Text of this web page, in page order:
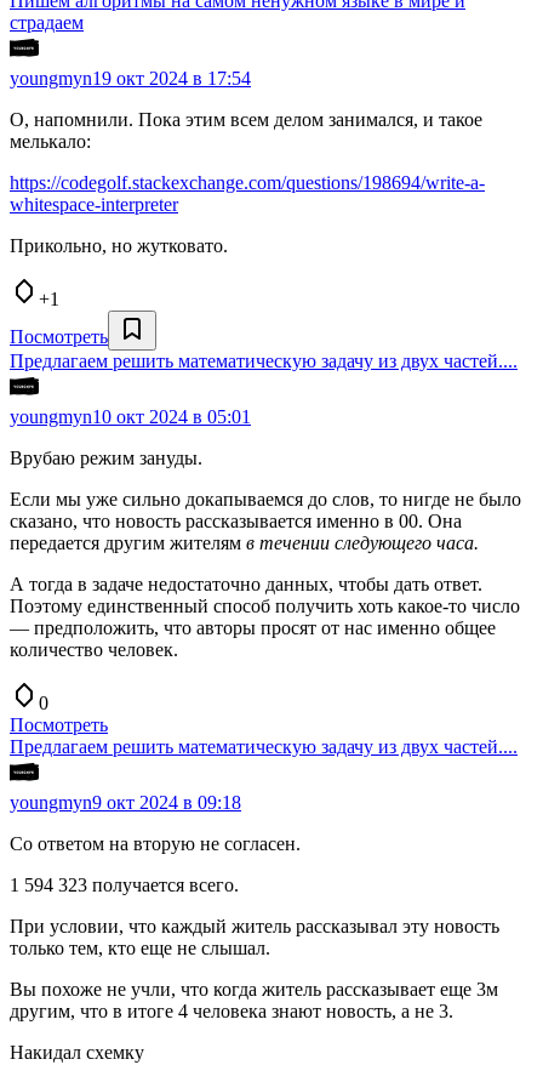
страдаем
youngmyn19 окт 2024 в 17:54
О, напомнили. Пока этим всем делом занимался, и такое
мелькало:
https://codegolf.stackexchange.com/questions/198694/write-a-
whitespace-interpreter
Прикольно, но жутковато.
+1
Посмотреть
Предлагаем решить математическую задачу из двух частей....
youngmyn10 окт 2024 в 05:01
Врубаю режим зануды.
Если мы уже сильно докапываемся до слов, то нигде не было
сказано, что новость рассказывается именно в 00. Она
передается другим жителям в течении следующего часа.
А тогда в задаче недостаточно данных, чтобы дать ответ.
Поэтому единственный способ получить хоть какое-то число
— предположить, что авторы просят от нас именно общее
количество человек.
0
Посмотреть
Предлагаем решить математическую задачу из двух частей....
youngmyn9 окт 2024 в 09:18
Со ответом на вторую не согласен.
1 594 323 получается всего.
При условии, что каждый житель рассказывал эту новость
только тем, кто еще не слышал.
Вы похоже не учли, что когда житель рассказывает еще 3м
другим, что в итоге 4 человека знают новость, а не 3.
Накидал схемку